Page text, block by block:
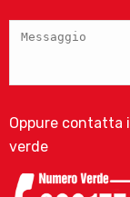
Oppure contatta
verde